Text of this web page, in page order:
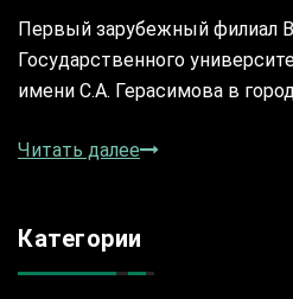
Первый зарубежный филиал
Государственного
имени С.А. Герасимова в
Читать далее
Категории